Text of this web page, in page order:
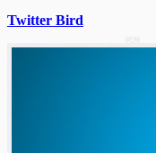
Twitter Bird